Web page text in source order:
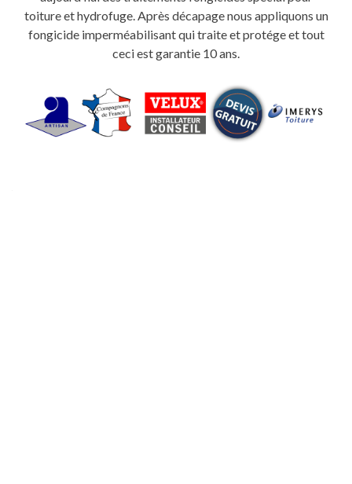
toiture et hydrofuge. Après décapage nous appliquons un
fongicide imperméabilisant qui traite et protége et tout
ceci est garantie 10 ans.